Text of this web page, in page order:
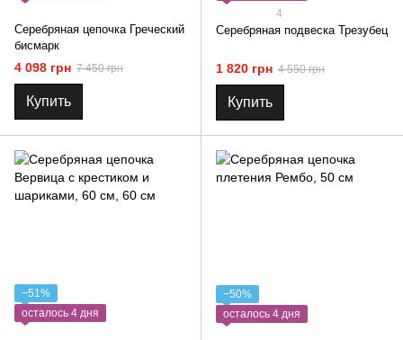
Серебряная цепочка Греческий
бисмарк
4 098 грн 7 450 грн
Купить
4
Серебряная подвеска Трезубец
1 820 грн 4 550 грн
Купить
−51%
осталось 4 дня
−50%
осталось 4 дня